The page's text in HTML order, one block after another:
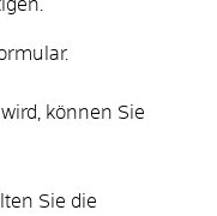
können Sie
Sie die